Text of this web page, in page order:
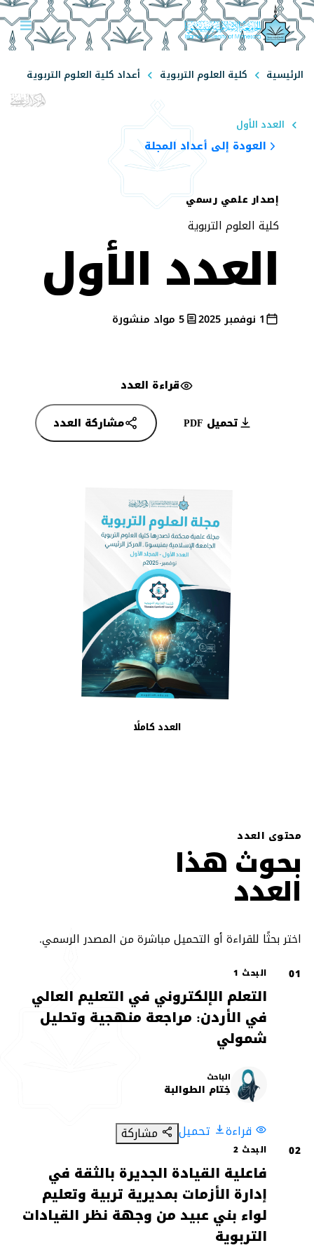
الرئيسية كلية العلوم التربوية أعداد كلية العلوم التربوية
العدد الأول
العودة إلى أعداد المجلة
إصدار علمي رسمي
كلية العلوم التربوية
العدد الأول
1 نوفمبر 2025 5 مواد منشورة
قراءة العدد
تحميل PDF
مشاركة العدد
العدد كاملًا
محتوى العدد
بحوث هذا
العدد
اختر بحثًا للقراءة أو التحميل مباشرة من المصدر الرسمي.
01 البحث 1
التعلم الإلكتروني في التعليم العالي
في الأردن: مراجعة منهجية وتحليل
شمولي
خ الباحث
خِتام الطوالبة
قراءة تحميل
02 البحث 2
فاعلية القيادة الجديرة بالثقة في
إدارة الأزمات بمديرية تربية وتعليم
لواء بني عبيد من وجهة نظر القيادات
التربوية